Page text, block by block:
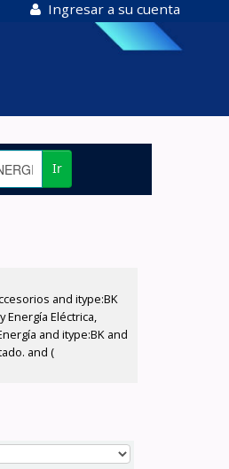
Ingresar a su cuenta
Ir
and itype:BK
Energía Eléctrica,
and itype:BK and
and (